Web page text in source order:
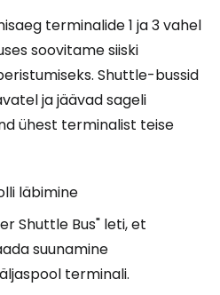
terminalide 1 ja 3 vahel
soovitame siiski
Shuttle-bussid
ja jäävad sageli
ühest terminalist teise
läbimine
Shuttle Bus" leti, et
suunamine
terminali.